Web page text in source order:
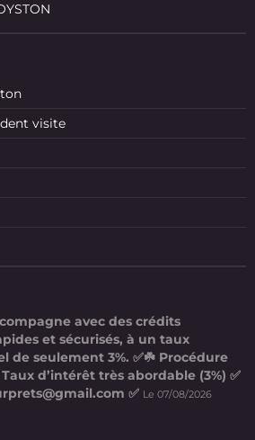
visite
avec des crédits
et sécurisés, à un taux
de seulement 3%. ✅☘️ Procédure
d’intérêt très abordable (3%) ✅
✅ Le 07/08/2026